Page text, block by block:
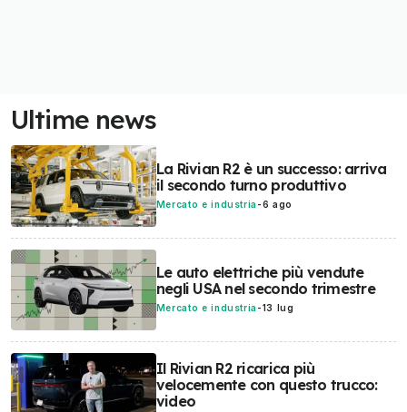
Ultime news
La Rivian R2 è un successo: arriva
il secondo turno produttivo
Mercato e industria -6 ago
Le auto elettriche più vendute
negli USA nel secondo trimestre
Mercato e industria -13 lug
Il Rivian R2 ricarica più
velocemente con questo trucco:
video